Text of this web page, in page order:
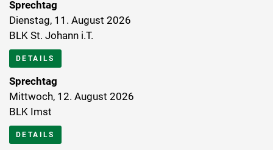
Sprechtag
Dienstag, 11. August 2026
BLK St. Johann i.T.
DETAILS
Sprechtag
Mittwoch, 12. August 2026
BLK Imst
DETAILS